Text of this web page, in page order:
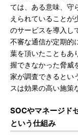
ては、ある意味、守
えられていることが
のサービスを導入し
不審な通信が定期的
葉を頂いたこともあ
握できなかった脅威
家が調査できるとい
スは効果の高い施策
SOCやマネージド
という仕組み